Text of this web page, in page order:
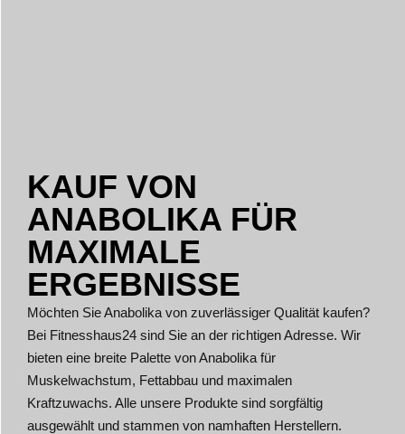
KAUF VON
ANABOLIKA FÜR
MAXIMALE
ERGEBNISSE
Möchten Sie Anabolika von zuverlässiger Qualität kaufen?
Bei Fitnesshaus24 sind Sie an der richtigen Adresse. Wir
bieten eine breite Palette von Anabolika für
Muskelwachstum, Fettabbau und maximalen
Kraftzuwachs. Alle unsere Produkte sind sorgfältig
ausgewählt und stammen von namhaften Herstellern.